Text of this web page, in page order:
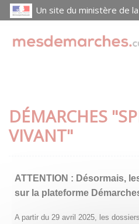
Un site du ministère de
DÉMARCHES
VIVANT"
ATTENTION : Désormais,
sur la plateforme
A partir du 29 avril 2025, les